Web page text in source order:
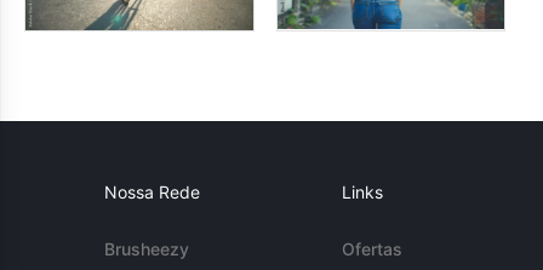
Nossa Rede
Brusheezy
Links
Ofertas